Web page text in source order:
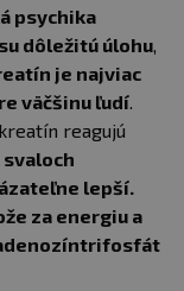
psychika
dôležitú úlohu
je najviac
väčšinu ľudí
reagujú
svaloch
lepší.
za energiu a